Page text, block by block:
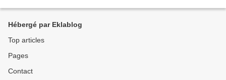
Hébergé par Eklablog
Top articles
Pages
Contact